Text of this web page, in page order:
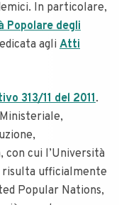
In particolare,
Popolare degli
agli Atti
313/11 del 2011.
con cui l’Università
risulta ufficialmente
Popular Nations,